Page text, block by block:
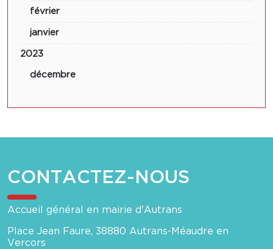
février
janvier
2023
décembre
CONTACTEZ-NOUS
Accueil général en mairie d'Autrans
Place Jean Faure, 38880 Autrans-Méaudre en
Vercors